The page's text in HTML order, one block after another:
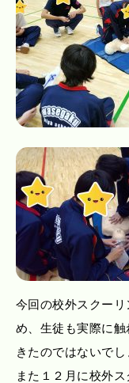
今回の校外スクー
め、生徒も実際に
きたのではないでし
また１２月に校外ス